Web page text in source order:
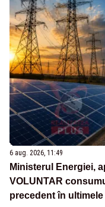
6 aug. 2026, 11:49
Ministerul Energiei,
VOLUNTAR
precedent în